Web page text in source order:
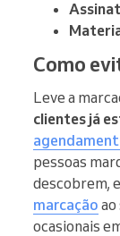
Como
Leve a
clientes já
pessoas
descobrem,
marcação
ocasionais